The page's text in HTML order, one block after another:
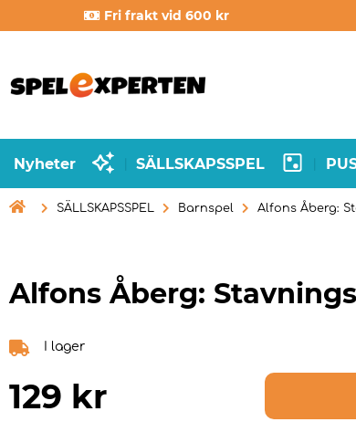
Fri frakt vid 600 kr
Nyheter SÄLLSKAPSSPEL
 SÄLLSKAPSSPEL Barnspel Alfons Åberg:
Alfons Åberg:
I lager
129 kr